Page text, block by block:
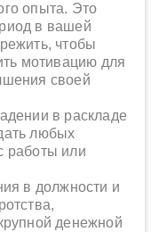
опыта. Это
в вашей
чтобы
мотивацию для
своей
в раскладе
любых
работы или
в должности и
денежной